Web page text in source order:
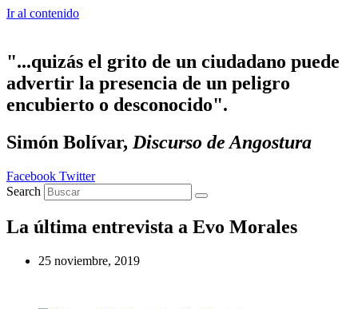
Ir al contenido
"...quizás el grito de un ciudadano puede
advertir la presencia de un peligro
encubierto o desconocido".
Simón Bolívar, Discurso de Angostura
Facebook Twitter
Search
La última entrevista a Evo Morales
25 noviembre, 2019